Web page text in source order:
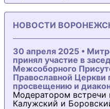
НОВОСТИ
30 апреля 2025 •
принял участие в
Межсоборного
Православной Церкви
просвещению и
Модератором встречи
Калужский и